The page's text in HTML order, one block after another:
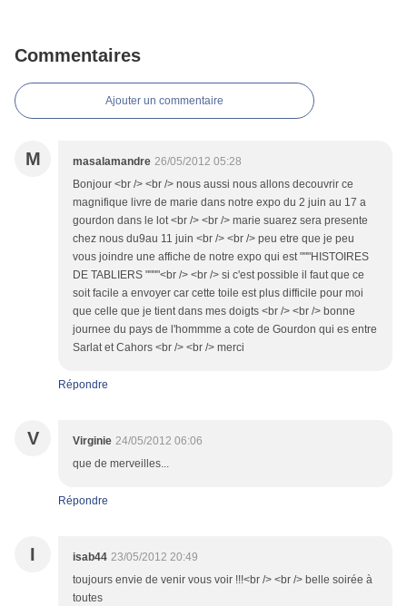
Commentaires
Ajouter un commentaire
M masalamandre 26/05/2012 05:28
Bonjour <br /> <br /> nous aussi nous allons decouvrir ce
magnifique livre de marie dans notre expo du 2 juin au 17 a
gourdon dans le lot <br /> <br /> marie suarez sera presente
chez nous du9au 11 juin <br /> <br /> peu etre que je peu
vous joindre une affiche de notre expo qui est """HISTOIRES
DE TABLIERS """"<br /> <br /> si c'est possible il faut que ce
soit facile a envoyer car cette toile est plus difficile pour moi
que celle que je tient dans mes doigts <br /> <br /> bonne
journee du pays de l'hommme a cote de Gourdon qui es entre
Sarlat et Cahors <br /> <br /> merci
Répondre
V Virginie 24/05/2012 06:06
que de merveilles...
Répondre
I isab44 23/05/2012 20:49
toujours envie de venir vous voir !!!<br /> <br /> belle soirée à
toutes